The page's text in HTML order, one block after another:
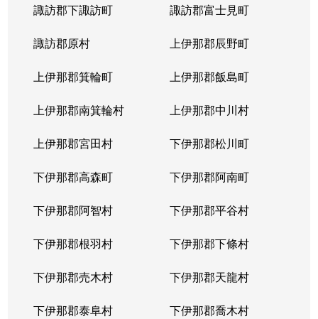
諏訪郡下諏訪町 諏訪郡富士見町
諏訪郡原村 上伊那郡辰野町
上伊那郡箕輪町 上伊那郡飯島町
上伊那郡南箕輪村 上伊那郡中川村
上伊那郡宮田村 下伊那郡松川町
下伊那郡高森町 下伊那郡阿南町
下伊那郡阿智村 下伊那郡平谷村
下伊那郡根羽村 下伊那郡下條村
下伊那郡売木村 下伊那郡天龍村
下伊那郡泰阜村 下伊那郡喬木村